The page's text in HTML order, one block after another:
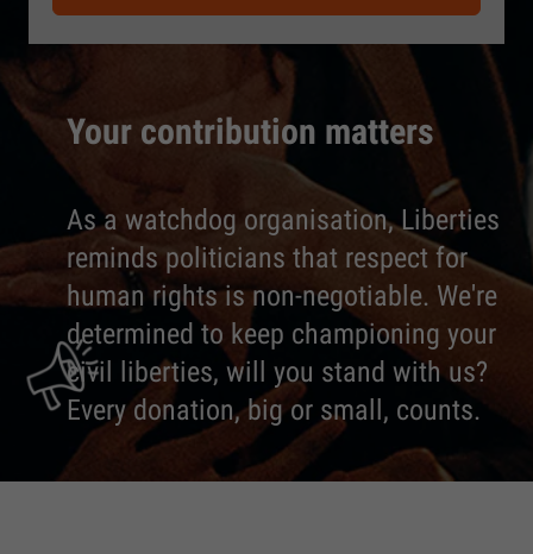
Your contribution matters
As a watchdog organisation, Liberties
reminds politicians that respect for
human rights is non-negotiable. We're
determined to keep championing your
civil liberties, will you stand with us?
Every donation, big or small, counts.